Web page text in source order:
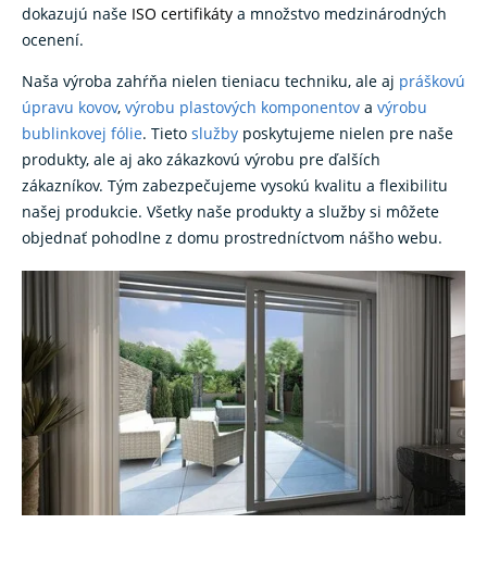
dokazujú naše ISO certifikáty a množstvo medzinárodných
ocenení.
Naša výroba zahŕňa nielen tieniacu techniku, ale aj práškovú
úpravu kovov, výrobu plastových komponentov a výrobu
bublinkovej fólie. Tieto služby poskytujeme nielen pre naše
produkty, ale aj ako zákazkovú výrobu pre ďalších
zákazníkov. Tým zabezpečujeme vysokú kvalitu a flexibilitu
našej produkcie. Všetky naše produkty a služby si môžete
objednať pohodlne z domu prostredníctvom nášho webu.